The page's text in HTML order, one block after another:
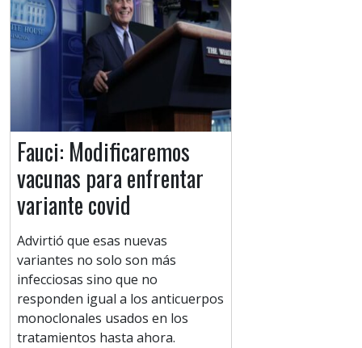
Fauci: Modificaremos
vacunas para enfrentar
variante covid
Advirtió que esas nuevas
variantes no solo son más
infecciosas sino que no
responden igual a los anticuerpos
monoclonales usados en los
tratamientos hasta ahora.